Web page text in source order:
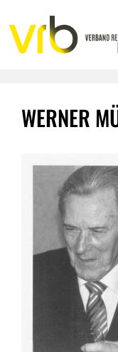
Inhalt
springen
WERNER